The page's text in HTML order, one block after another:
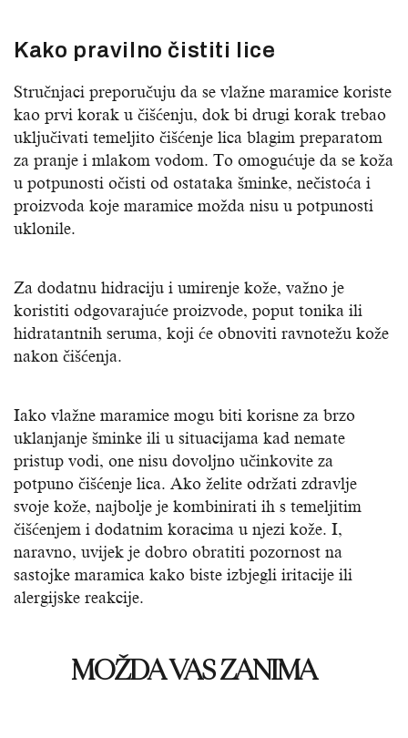
Kako pravilno čistiti lice
Stručnjaci preporučuju da se vlažne maramice koriste
kao prvi korak u čišćenju, dok bi drugi korak trebao
uključivati temeljito čišćenje lica blagim preparatom
za pranje i mlakom vodom. To omogućuje da se koža
u potpunosti očisti od ostataka šminke, nečistoća i
proizvoda koje maramice možda nisu u potpunosti
uklonile.
Za dodatnu hidraciju i umirenje kože, važno je
koristiti odgovarajuće proizvode, poput tonika ili
hidratantnih seruma, koji će obnoviti ravnotežu kože
nakon čišćenja.
Iako vlažne maramice mogu biti korisne za brzo
uklanjanje šminke ili u situacijama kad nemate
pristup vodi, one nisu dovoljno učinkovite za
potpuno čišćenje lica. Ako želite održati zdravlje
svoje kože, najbolje je kombinirati ih s temeljitim
čišćenjem i dodatnim koracima u njezi kože. I,
naravno, uvijek je dobro obratiti pozornost na
sastojke maramica kako biste izbjegli iritacije ili
alergijske reakcije.
MOŽDA VAS ZANIMA